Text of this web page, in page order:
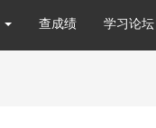
查成绩 学习论坛